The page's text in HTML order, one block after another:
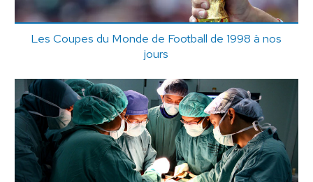
Les Coupes du Monde de Football de 1998 à nos
jours